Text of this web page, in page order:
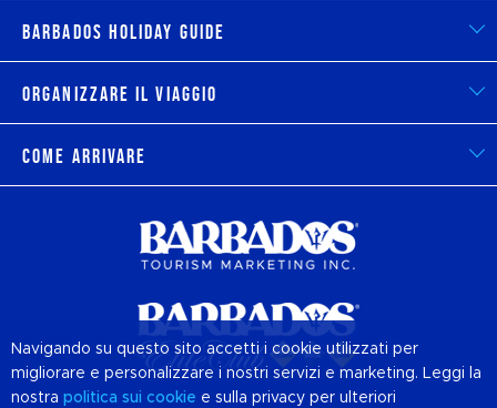
Barbados Holiday Guide
Organizzare il viaggio
Come arrivare
Navigando su questo sito accetti i cookie utilizzati per
migliorare e personalizzare i nostri servizi e marketing. Leggi la
nostra politica sui cookie e sulla privacy per ulteriori